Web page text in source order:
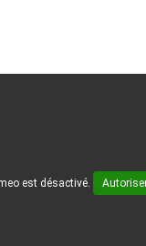
est désactivé.